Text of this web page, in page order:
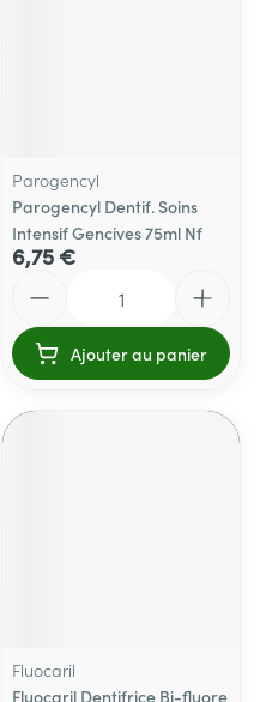
Parogencyl
Parogencyl Dentif. Soins
Intensif Gencives 75ml Nf
6,75 €
Ajouter au panier
Fluocaril
Fluocaril Dentifrice Bi-fluore